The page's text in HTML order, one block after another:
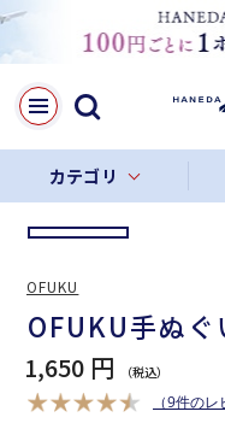
カテゴリ
OFUKU手ぬ
1,650 円
（9件のレ
OFUKU